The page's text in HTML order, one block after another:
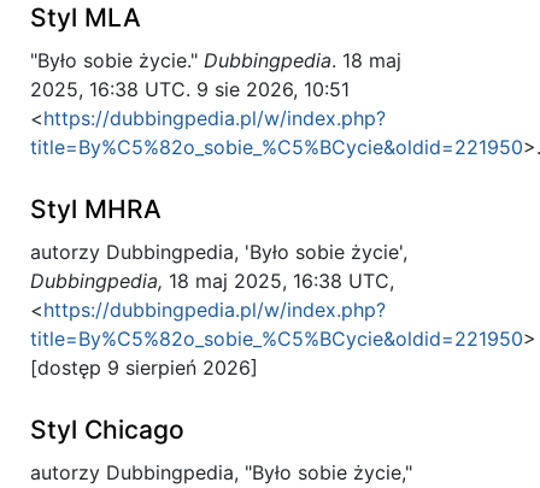
Styl MLA
"Było sobie życie." Dubbingpedia. 18 maj
2025, 16:38 UTC. 9 sie 2026, 10:51
<https://dubbingpedia.pl/w/index.php?
title=By%C5%82o_sobie_%C5%BCycie&oldid=221950>.
Styl MHRA
autorzy Dubbingpedia, 'Było sobie życie',
Dubbingpedia, 18 maj 2025, 16:38 UTC,
<https://dubbingpedia.pl/w/index.php?
title=By%C5%82o_sobie_%C5%BCycie&oldid=221950>
[dostęp 9 sierpień 2026]
Styl Chicago
autorzy Dubbingpedia, "Było sobie życie,"